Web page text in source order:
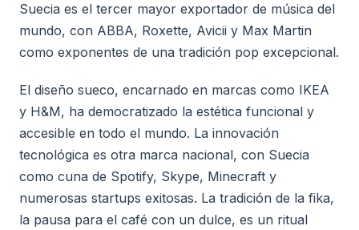
Suecia es el tercer mayor exportador de música del
mundo, con ABBA, Roxette, Avicii y Max Martin
como exponentes de una tradición pop excepcional.
El diseño sueco, encarnado en marcas como IKEA
y H&M, ha democratizado la estética funcional y
accesible en todo el mundo. La innovación
tecnológica es otra marca nacional, con Suecia
como cuna de Spotify, Skype, Minecraft y
numerosas startups exitosas. La tradición de la fika,
la pausa para el café con un dulce, es un ritual